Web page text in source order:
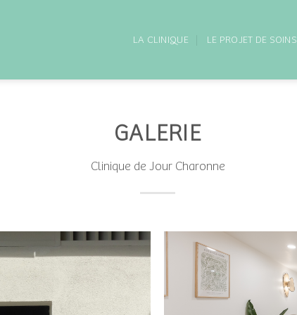
LA CLINIQUE LE PROJET DE SOINS
GALERIE
Clinique de Jour Charonne